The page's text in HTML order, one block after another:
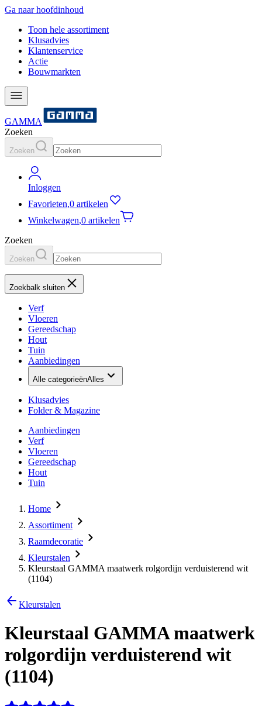
Ga naar hoofdinhoud
Toon hele assortiment
Klusadvies
Klantenservice
Actie
Bouwmarkten
GAMMA
Zoeken
Zoeken
Inloggen
Favorieten,0 artikelen
Winkelwagen,0 artikelen
Zoeken
Zoeken
Zoekbalk sluiten
Verf
Vloeren
Gereedschap
Hout
Tuin
Aanbiedingen
Alle categorieënAlles
Klusadvies
Folder & Magazine
Aanbiedingen
Verf
Vloeren
Gereedschap
Hout
Tuin
Home
Assortiment
Raamdecoratie
Kleurstalen
Kleurstaal GAMMA maatwerk rolgordijn verduisterend wit
(1104)
Kleurstalen
Kleurstaal GAMMA maatwerk
rolgordijn verduisterend wit
(1104)